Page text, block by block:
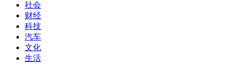
社会
财经
科技
汽车
文化
生活